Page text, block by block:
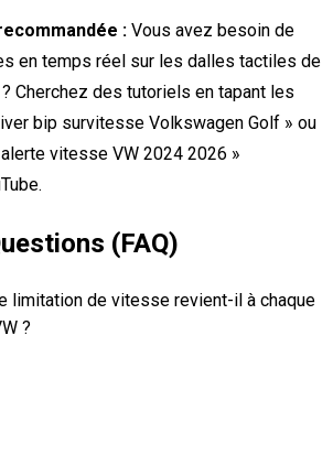
: Vous avez besoin de
en temps réel sur les dalles tactiles de
Cherchez des tutoriels en tapant les
bip survitesse Volkswagen Golf » ou
vitesse VW 2024 2026 »
(FAQ)
limitation de vitesse revient-il à chaque
?